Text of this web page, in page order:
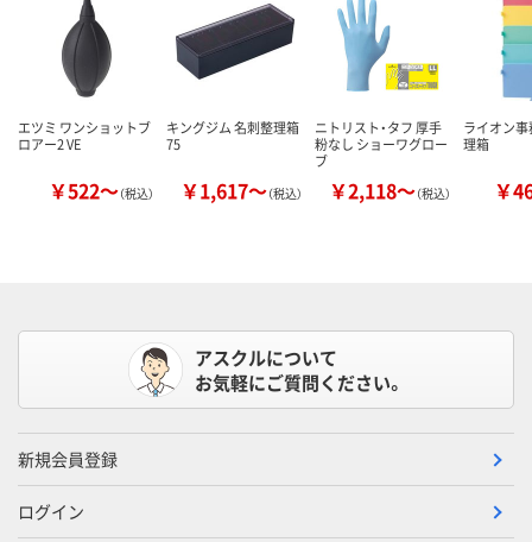
エツミ ワンショットブ
ロアー2 VE
￥522～（税込）
キングジム 名刺整理箱
75
￥1,617～（税込）
ニトリスト・タフ 厚手
粉なし ショーワグロー
ブ
￥2,118～（税込）
ライオン
理箱
￥
アスクルについて
お気軽にご質問ください。
新規会員登録
ログイン